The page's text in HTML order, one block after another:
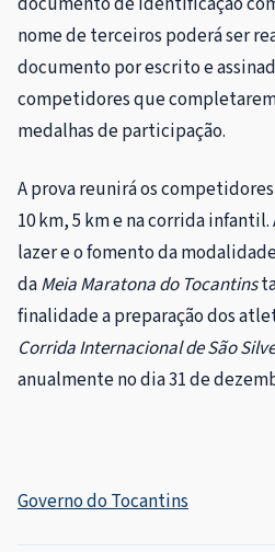
nome de terceiros poderá ser
documento por escrito e
competidores que
medalhas de participação.
A prova reunirá os
10 km, 5 km e na corrida
lazer e o fomento da
daMeia Maratona do Tocantins
finalidade a preparação dos
Corrida Internacional de São
anualmente no dia 31 de
Governo do Tocantins